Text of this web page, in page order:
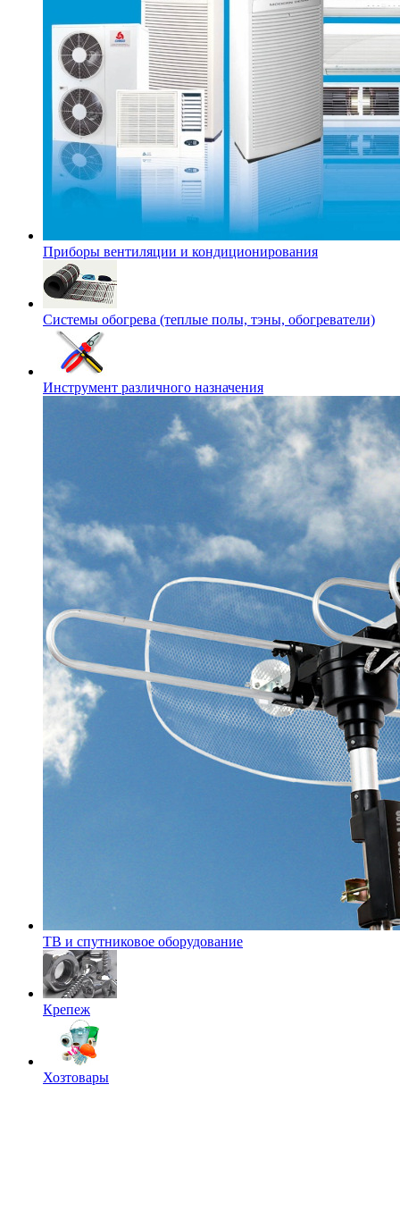
Приборы вентиляции и кондиционирования
Системы обогрева (теплые полы, тэны, обогреватели)
Инструмент различного назначения
ТВ и спутниковое оборудование
Крепеж
Хозтовары